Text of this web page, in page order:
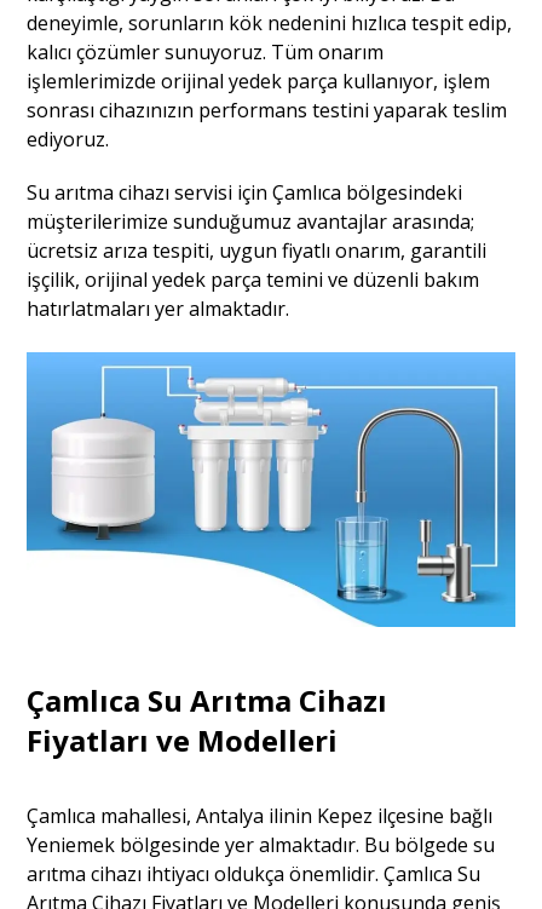
deneyimle, sorunların kök nedenini hızlıca tespit edip,
kalıcı çözümler sunuyoruz. Tüm onarım
işlemlerimizde orijinal yedek parça kullanıyor, işlem
sonrası cihazınızın performans testini yaparak teslim
ediyoruz.
Su arıtma cihazı servisi için Çamlıca bölgesindeki
müşterilerimize sunduğumuz avantajlar arasında;
ücretsiz arıza tespiti, uygun fiyatlı onarım, garantili
işçilik, orijinal yedek parça temini ve düzenli bakım
hatırlatmaları yer almaktadır.
Çamlıca Su Arıtma Cihazı
Fiyatları ve Modelleri
Çamlıca mahallesi, Antalya ilinin Kepez ilçesine bağlı
Yeniemek bölgesinde yer almaktadır. Bu bölgede su
arıtma cihazı ihtiyacı oldukça önemlidir. Çamlıca Su
Arıtma Cihazı Fiyatları ve Modelleri konusunda geniş